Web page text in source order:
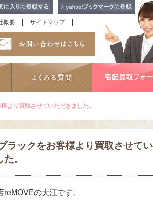
概要 サイトマップ
より買取させていただきました。
ラックをお客様より買取させてい
。
の大江です。